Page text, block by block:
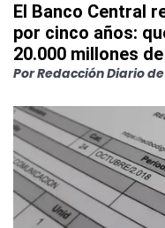
El Banco Central
por cinco años:
20.000 millones
PorRedacción Diario